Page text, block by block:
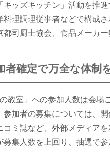
キッズキッチン」活動を推
料理調理従事者などで構成
都司厨士協会、食品メーカー
者確定で万全な体制
教室」への参加人数は会場
参加者の募集については、
コミ誌など、外部メディア
募集人数を上回り、抽選で